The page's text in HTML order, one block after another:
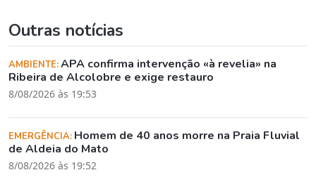
Outras notícias
AMBIENTE:APA confirma intervenção «à revelia» na
Ribeira de Alcolobre e exige restauro
8/08/2026 às 19:53
EMERGÊNCIA: Homem de 40 anos morre na Praia Fluvial
de Aldeia do Mato
8/08/2026 às 19:52